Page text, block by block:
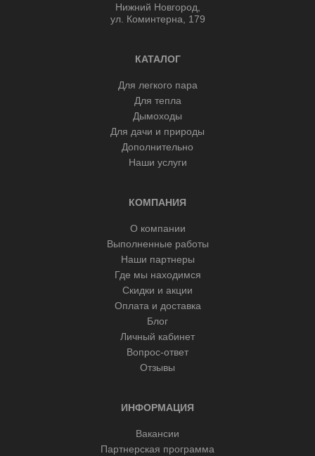
Нижний Новгород,
ул. Коминтерна, 179
КАТАЛОГ
Для легкого пара
Для тепла
Дымоходы
Для дачи и природы
Дополнительно
Наши услуги
КОМПАНИЯ
О компании
Выполненные работы
Наши партнеры
Где мы находимся
Скидки и акции
Оплата и доставка
Блог
Личный кабинет
Вопрос-ответ
Отзывы
ИНФОРМАЦИЯ
Вакансии
Партнерская программа